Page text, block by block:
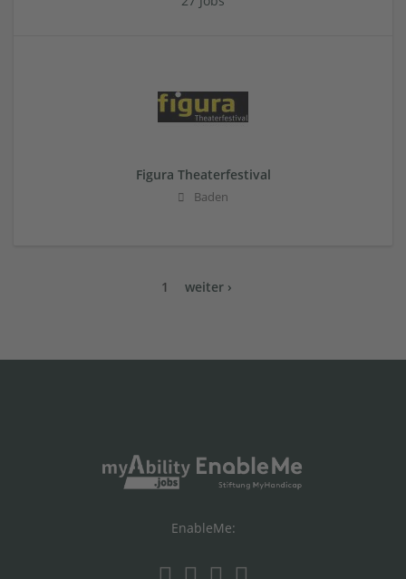
Figura Theaterfestival
Baden
1 weiter ›
EnableMe: